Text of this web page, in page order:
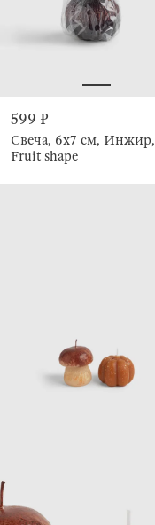
599 ₽
Свеча, 6х7 см, Инжир,
Fruit shape